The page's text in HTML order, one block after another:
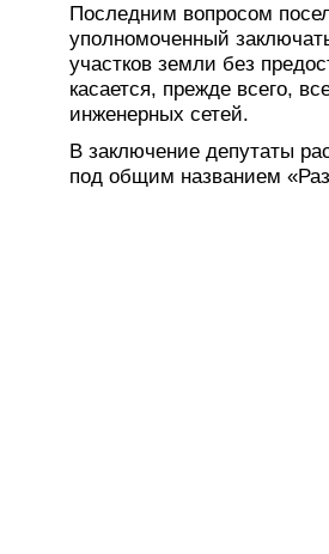
Последним вопросом
уполномоченный
участков земли без
касается, прежде всего,
инженерных сетей.
В заключение депутаты
под общим названием